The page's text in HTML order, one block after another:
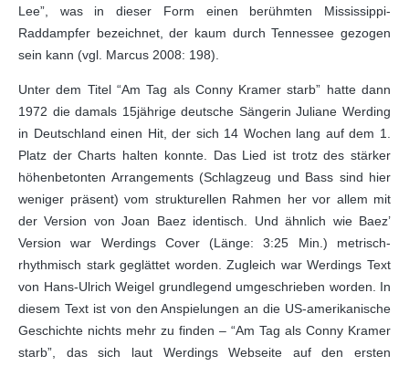
Lee”, was in dieser Form einen berühmten Mississippi-
Raddampfer bezeichnet, der kaum durch Tennessee gezogen
sein kann (vgl. Marcus 2008: 198).
Unter dem Titel “Am Tag als Conny Kramer starb” hatte dann
1972 die damals 15jährige deutsche Sängerin Juliane Werding
in Deutschland einen Hit, der sich 14 Wochen lang auf dem 1.
Platz der Charts halten konnte. Das Lied ist trotz des stärker
höhenbetonten Arrangements (Schlagzeug und Bass sind hier
weniger präsent) vom strukturellen Rahmen her vor allem mit
der Version von Joan Baez identisch. Und ähnlich wie Baez’
Version war Werdings Cover (Länge: 3:25 Min.) metrisch-
rhythmisch stark geglättet worden. Zugleich war Werdings Text
von Hans-Ulrich Weigel grundlegend umgeschrieben worden. In
diesem Text ist von den Anspielungen an die US-amerikanische
Geschichte nichts mehr zu finden – “Am Tag als Conny Kramer
starb”, das sich laut Werdings Webseite auf den ersten